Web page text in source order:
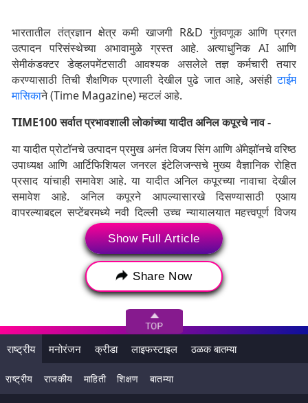
भारतातील तंत्रज्ञान क्षेत्र कमी खाजगी R&D गुंतवणूक आणि प्रगत
उत्पादन परिसंस्थेच्या अभावामुळे ग्रस्त आहे. अत्याधुनिक AI आणि
सेमीकंडक्टर डेव्हलपमेंटसाठी आवश्यक असलेले तज्ञ कर्मचारी तयार
करण्यासाठी तिची शैक्षणिक प्रणाली देखील पुढे जात आहे, असंहीटाईम
मासिकाने (Time Magazine) म्हटलं आहे.
TIME100 सर्वात प्रभावशाली लोकांच्या यादीत अनिल कपूरचे नाव -
या यादीत प्रोटॉनचे उत्पादन प्रमुख अनंत विजय सिंग आणि ॲमेझॉनचे वरिष्ठ
उपाध्यक्ष आणि आर्टिफिशियल जनरल इंटेलिजन्सचे मुख्य वैज्ञानिक रोहित
प्रसाद यांचाही समावेश आहे. या यादीत अनिल कपूरच्या नावाचा देखील
समावेश आहे. अनिल कपूरने आपल्यासारखे दिसण्यासाठी एआय
वापरल्याबद्दल सप्टेंबरमध्ये नवी दिल्ली उच्च न्यायालयात महत्त्वपूर्ण विजय
मिळवला. यावर अनिल कपूरने एका मुलाखतीत म्हटले होते की, 'सर्व
कलाकारांना स्वतःचे संरक्षण करण्याचा अधिकार आहे.' (हेही वाचा -
100 Most Influential People: टाइम मासिकाने प्रसिद्ध केली
जगातील 100 प्रभावशाली व्यक्तींची यादी; Alia Bhatt, Sakshi Malik,
Satya Nadella यांचा समावेश)
Show Full Article
Share Now
राष्ट्रीय मनोरंजन क्रीडा लाइफस्टाइल ठळक बातम्या
राष्ट्रीय राजकीय माहिती शिक्षण बातम्या